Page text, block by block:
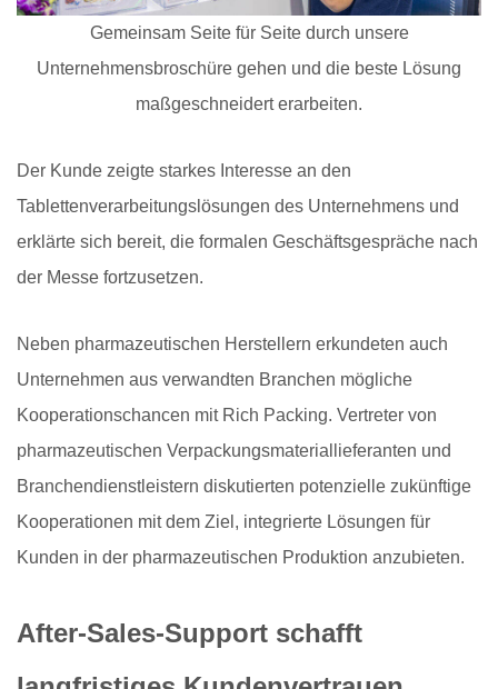
Gemeinsam Seite für Seite durch unsere
Unternehmensbroschüre gehen und die beste Lösung
maßgeschneidert erarbeiten.
Der Kunde zeigte starkes Interesse an den
Tablettenverarbeitungslösungen des Unternehmens und
erklärte sich bereit, die formalen Geschäftsgespräche nach
der Messe fortzusetzen.
Neben pharmazeutischen Herstellern erkundeten auch
Unternehmen aus verwandten Branchen mögliche
Kooperationschancen mit Rich Packing. Vertreter von
pharmazeutischen Verpackungsmateriallieferanten und
Branchendienstleistern diskutierten potenzielle zukünftige
Kooperationen mit dem Ziel, integrierte Lösungen für
Kunden in der pharmazeutischen Produktion anzubieten.
After-Sales-Support schafft